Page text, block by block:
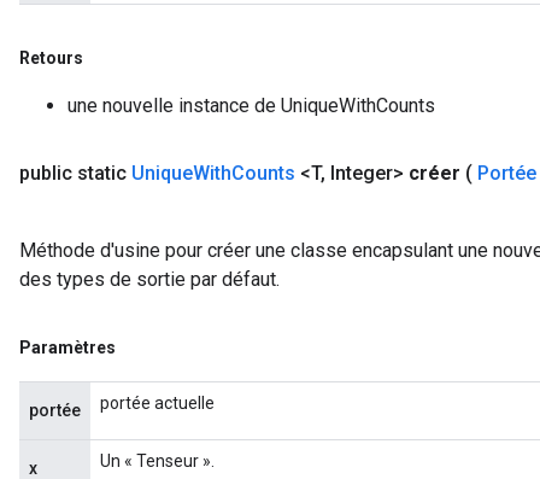
Retours
une nouvelle instance de UniqueWithCounts
public static UniqueWithCounts <T, Integer> créer ( Portée
Méthode d'usine pour créer une classe encapsulant une
des types de sortie par défaut.
Paramètres
portée portée actuelle
x Un « Tenseur ».